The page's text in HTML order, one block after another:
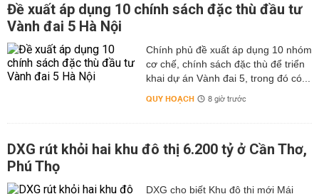
Đề xuất áp dụng 10 chính sách đặc thù đầu tư
Vành đai 5 Hà Nội
Chính phủ đề xuất áp dụng 10 nhóm
cơ chế, chính sách đặc thù để triển
khai dự án Vành đai 5, trong đó có...
QUY HOẠCH 8 giờ trước
DXG rút khỏi hai khu đô thị 6.200 tỷ ở Cần Thơ,
Phú Thọ
DXG cho biết Khu đô thị mới Mái